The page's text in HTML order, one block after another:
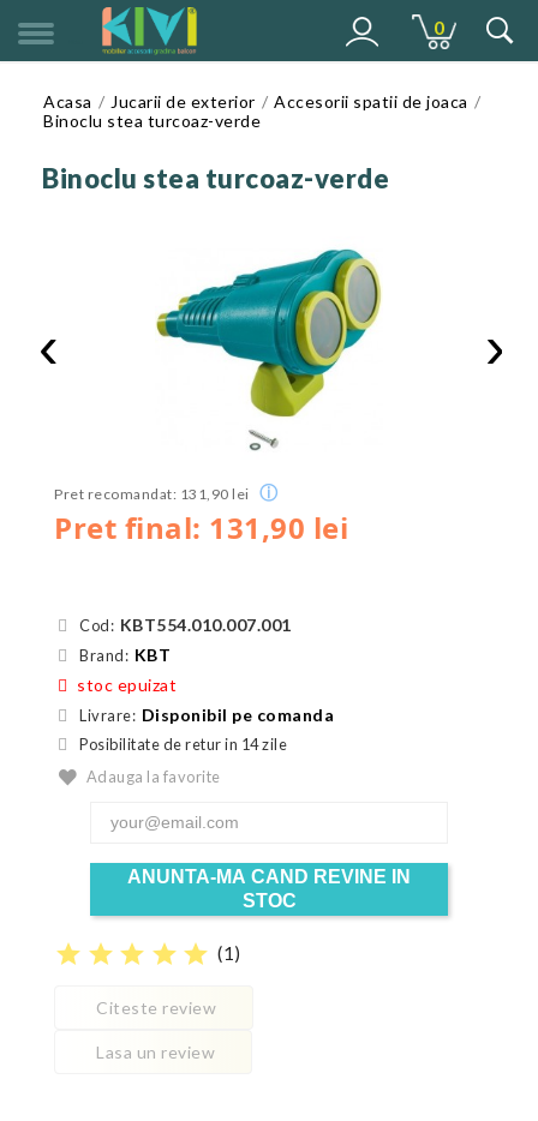
0
Acasa Jucarii de exterior
Accesorii spatii de joaca
Binoclu stea turcoaz-verde
Binoclu stea turcoaz-verde
‹ ›
Pret final: 131,90 lei
Pret recomandat: 131,90 lei ⓘ
Cod: KBT554.010.007.001
Brand: KBT
stoc epuizat
Livrare: Disponibil pe comanda
Posibilitate de retur in 14 zile
Adauga la favorite
ANUNTA-MA CAND REVINE IN
STOC
star star star star star (1)
Citeste review
Lasa un review